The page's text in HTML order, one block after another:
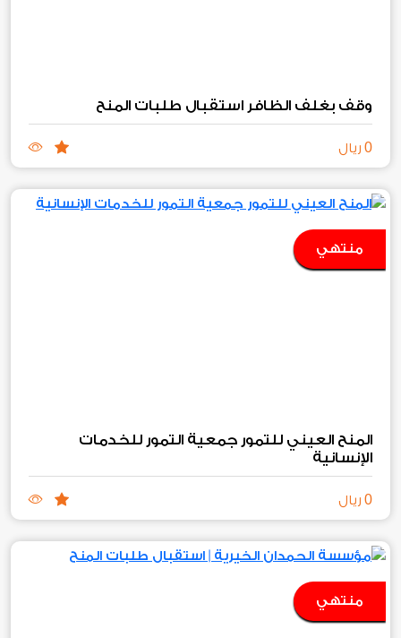
وقف بغلف الظافر استقبال طلبات المنح
0 ريال
منتهي
المنح العيني للتمور جمعية التمور للخدمات
الإنسانية
0 ريال
منتهي